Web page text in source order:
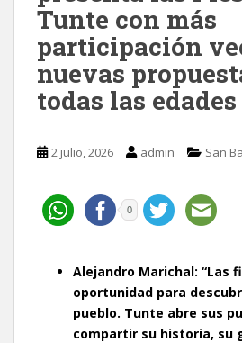
Tunte con más
participación
nuevas
todas las edades
2 julio, 2026 admin San
0
Alejandro Marichal: “Las
oportunidad para
pueblo. Tunte abre sus
compartir su historia, su